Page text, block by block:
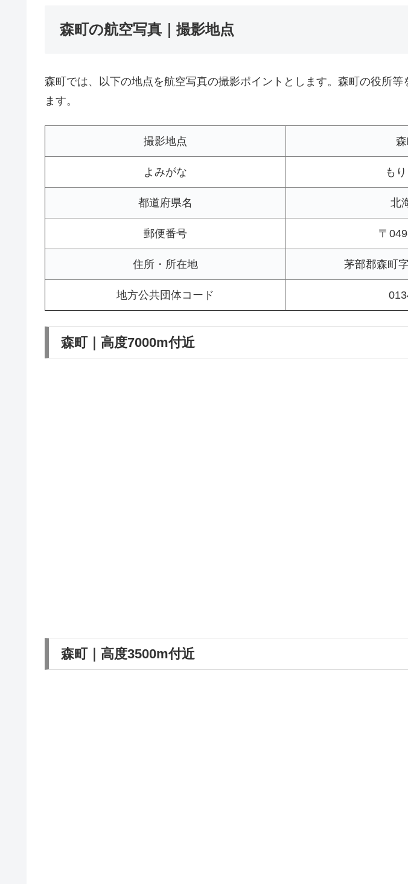
森町の航空写真｜撮影地点
森町では、以下の地点を航空写真の撮影ポイントとします。森町の役所等
ます。
撮影地点 森
よみがな も
都道府県名 北
郵便番号 〒
住所・所在地 茅部郡森町
地方公共団体コード
森町｜高度7000m付近
森町｜高度3500m付近